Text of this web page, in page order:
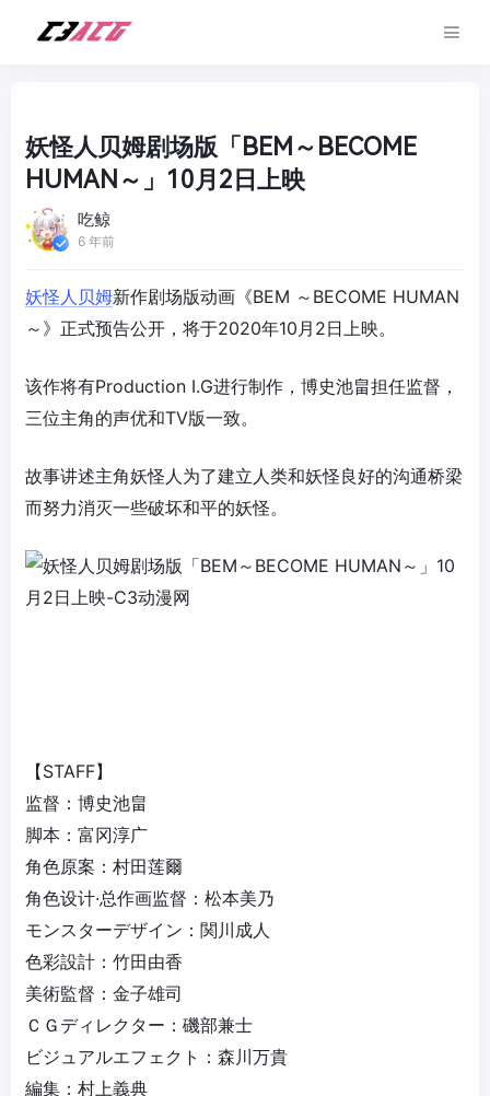
妖怪人贝姆剧场版「BEM～BECOME
HUMAN～」10月2日上映
吃鲸
6 年前
妖怪人贝姆新作剧场版动画《BEM ～BECOME HUMAN
～》正式预告公开，将于2020年10月2日上映。
该作将有Production I.G进行制作，博史池畠担任监督，
三位主角的声优和TV版一致。
故事讲述主角妖怪人为了建立人类和妖怪良好的沟通桥梁
而努力消灭一些破坏和平的妖怪。
【STAFF】
监督：博史池畠
脚本：富冈淳广
角色原案：村田莲爾
角色设计·总作画监督：松本美乃
モンスターデザイン：関川成人
色彩設計：竹田由香
美術監督：金子雄司
ＣＧディレクター：磯部兼士
ビジュアルエフェクト：森川万貴
編集：村上義典